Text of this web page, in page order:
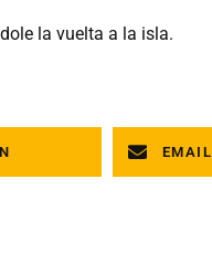
la vuelta a la isla.
EMAIL